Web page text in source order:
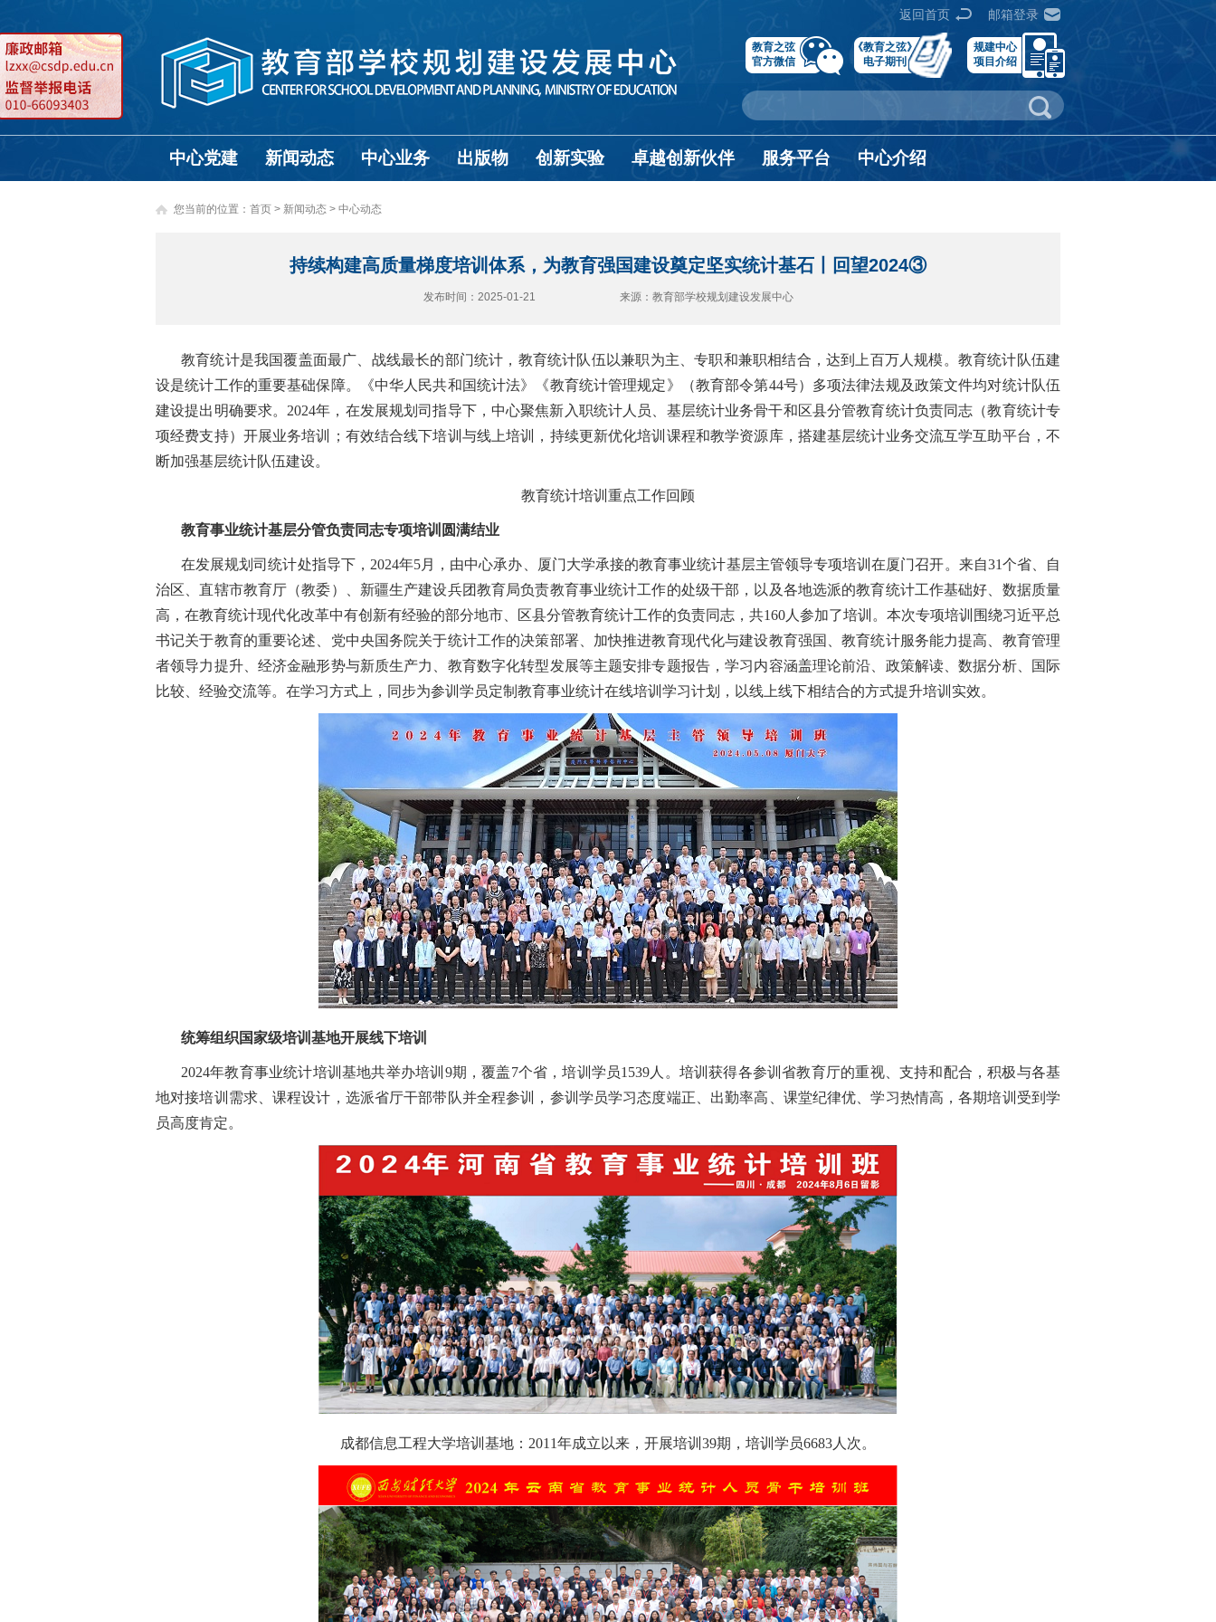
邮箱登录
返回首页
教育之弦
官方微信
规建中心
项目介绍
《教育之弦》
电子期刊
中心党建 新闻动态 中心业务 出版物 创新实验 卓越创新伙伴 服务平台 中心介绍
您当前的位置： 首页 > 新闻动态 > 中心动态
持续构建高质量梯度培训体系，为教育强国建设奠定坚实统计基石丨回望2024③
发布时间：2025-01-21 来源：教育部学校规划建设发展中心
教育统计是我国覆盖面最广、战线最长的部门统计，教育统计队伍以兼职为主、专职和兼职相结合，达到上百万人规模。教育统计队伍建
设是统计工作的重要基础保障。《中华人民共和国统计法》《教育统计管理规定》（教育部令第44号）多项法律法规及政策文件均对统计队伍
建设提出明确要求。2024年，在发展规划司指导下，中心聚焦新入职统计人员、基层统计业务骨干和区县分管教育统计负责同志（教育统计专
项经费支持）开展业务培训；有效结合线下培训与线上培训，持续更新优化培训课程和教学资源库，搭建基层统计业务交流互学互助平台，不
断加强基层统计队伍建设。
教育统计培训重点工作回顾
教育事业统计基层分管负责同志专项培训圆满结业
在发展规划司统计处指导下，2024年5月，由中心承办、厦门大学承接的教育事业统计基层主管领导专项培训在厦门召开。来自31个省、自
治区、直辖市教育厅（教委）、新疆生产建设兵团教育局负责教育事业统计工作的处级干部，以及各地选派的教育统计工作基础好、数据质量
高，在教育统计现代化改革中有创新有经验的部分地市、区县分管教育统计工作的负责同志，共160人参加了培训。本次专项培训围绕习近平总
书记关于教育的重要论述、党中央国务院关于统计工作的决策部署、加快推进教育现代化与建设教育强国、教育统计服务能力提高、教育管理
者领导力提升、经济金融形势与新质生产力、教育数字化转型发展等主题安排专题报告，学习内容涵盖理论前沿、政策解读、数据分析、国际
比较、经验交流等。在学习方式上，同步为参训学员定制教育事业统计在线培训学习计划，以线上线下相结合的方式提升培训实效。
统筹组织国家级培训基地开展线下培训
2024年教育事业统计培训基地共举办培训9期，覆盖7个省，培训学员1539人。培训获得各参训省教育厅的重视、支持和配合，积极与各基
地对接培训需求、课程设计，选派省厅干部带队并全程参训，参训学员学习态度端正、出勤率高、课堂纪律优、学习热情高，各期培训受到学
员高度肯定。
成都信息工程大学培训基地：2011年成立以来，开展培训39期，培训学员6683人次。